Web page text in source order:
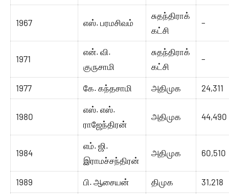
1967 எஸ். பரமசிவம்
சுதந்திராக்
கட்சி
–
1971
என். வி.
குருசாமி
சுதந்திராக்
கட்சி
–
1977 கே. கந்தசாமி அதிமுக 24,311
1980
எஸ். எஸ்.
ராஜேந்திரன்
அதிமுக 44,490
1984
எம். ஜி.
இராமச்சந்திரன்
அதிமுக 60,510
1989 பி. ஆசையன் திமுக 31,218